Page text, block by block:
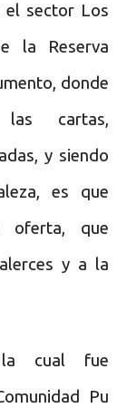
sector Los
la Reserva
donde
cartas,
y siendo
es que
oferta, que
y a la
la cual fue
Pu